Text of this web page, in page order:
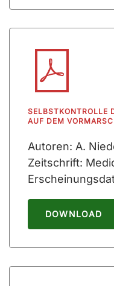
SELBSTKONTROLLE
AUF DEM
Autoren: A.
Zeitschrift:
DOWNLOAD